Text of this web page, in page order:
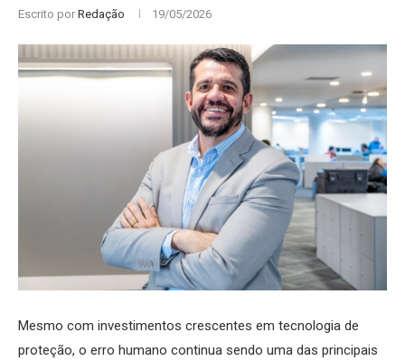
Escrito por Redação 19/05/2026
Mesmo com investimentos crescentes em tecnologia de
proteção, o erro humano continua sendo uma das principais